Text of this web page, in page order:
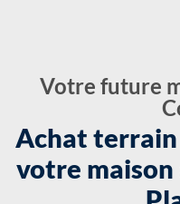
Votre future
Achat
votre maison